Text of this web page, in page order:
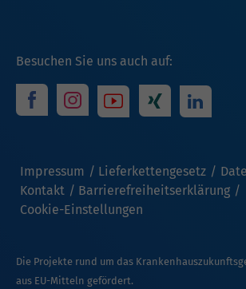
Besuchen Sie uns auch auf:
Impressum Lieferkettengesetz
Kontakt
Barrierefreiheitserklärung
Cookie-Einstellungen
Die Projekte rund um das
aus EU-Mitteln gefördert.